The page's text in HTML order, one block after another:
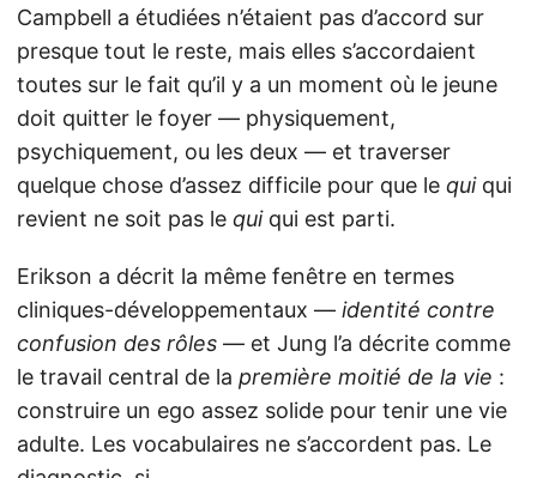
Campbell a étudiées n’étaient pas d’accord sur
presque tout le reste, mais elles s’accordaient
toutes sur le fait qu’il y a un moment où le jeune
doit quitter le foyer — physiquement,
psychiquement, ou les deux — et traverser
quelque chose d’assez difficile pour que le quiqui
revient ne soit pas le quiqui est parti.
Erikson a décrit la même fenêtre en termes
cliniques-développementaux — identité contre
confusion des rôles — et Jung l’a décrite comme
le travail central de la première moitié de la vie :
construire un ego assez solide pour tenir une vie
adulte. Les vocabulaires ne s’accordent pas. Le